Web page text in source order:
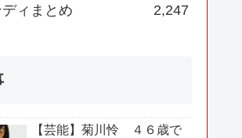
ィまとめ 2,247
【芸能】菊川怜 ４６歳で